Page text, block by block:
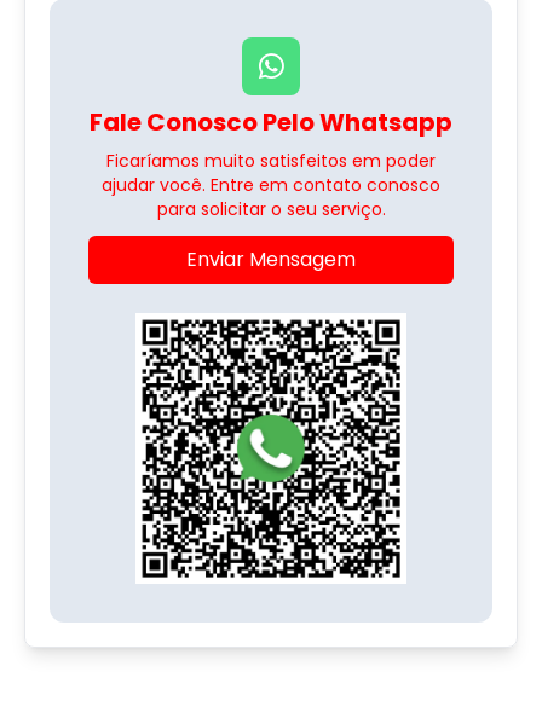
Fale Conosco Pelo Whatsapp
Ficaríamos muito satisfeitos em poder
ajudar você. Entre em contato conosco
para solicitar o seu serviço.
Enviar Mensagem